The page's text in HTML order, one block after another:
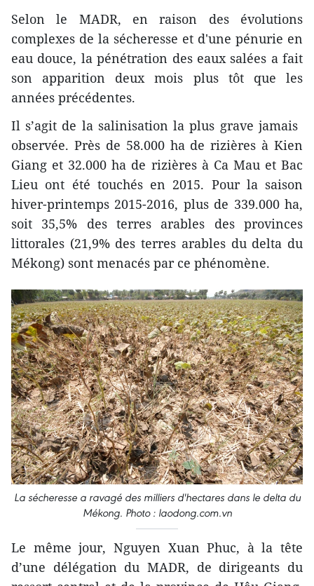
Selon le MADR, en raison des évolutions
complexes de la sécheresse et ​d'une pénurie ​en
eau douce, l​a pénétration des eaux salées a fait
son apparition deux mois plus tôt que les
années précédentes.
Il s’agit de la salinisation la plus grave jamais ​
observée. ​Près de 58.000 ha de rizières à Kien
Giang et 32.000 ha de rizières à Ca Mau et Bac
Lieu ont été touchés en 2015. Pour la saison
hiver-printemps 2015-2016, plus de 339.000 ha,
soit 35,5% ​des terres arables des provinces
littorales (21,9% de​s terres arables du delta du
Mékong) sont menacés par ce phénomène.
La sécheresse a ravagé des milliers d'hectares dans le delta du
Mékong. Photo : laodong.com.vn
Le même jour, Nguyen Xuan Phuc, à la tête
d’une délégation du MADR, de dirigeants ​du